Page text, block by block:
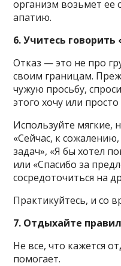
организм возьмет ее
апатию.
6. Учитесь говорить
Отказ — это не про
своим границам.
чужую просьбу,
этого хочу или
Используйте мягкие,
«Сейчас, к
задач», «Я бы хотел
или «Спасибо за
сосредоточиться на
Практикуйтесь, и со
7. Отдыхайте
Не все, что кажется
помогает.